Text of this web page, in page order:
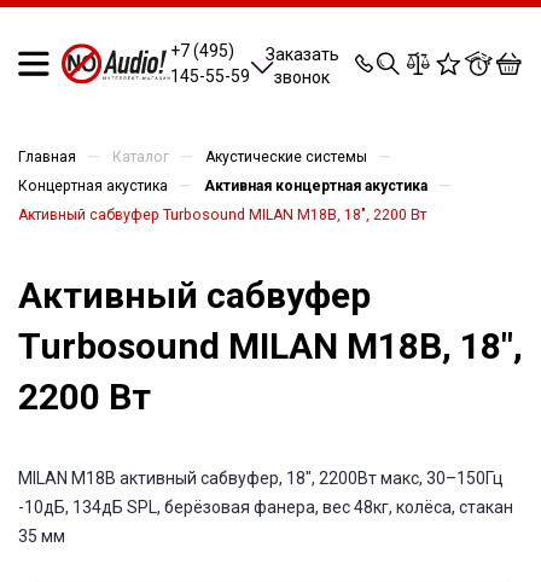
+7 (495)
145-55-59
Заказать
звонок
0 0 0 0
Главная — Каталог — Акустические системы —
Концертная акустика — Активная концертная акустика —
Активный сабвуфер Turbosound MILAN M18B, 18", 2200 Вт
Активный сабвуфер
Turbosound MILAN M18B, 18",
2200 Вт
MILAN M18B активный сабвуфер, 18", 2200Вт макс, 30–150Гц
-10дБ, 134дБ SPL, берёзовая фанера, вес 48кг, колёса, стакан
35 мм